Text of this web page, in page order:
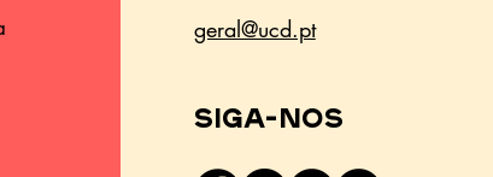
geral@ucd.pt
Siga-nos